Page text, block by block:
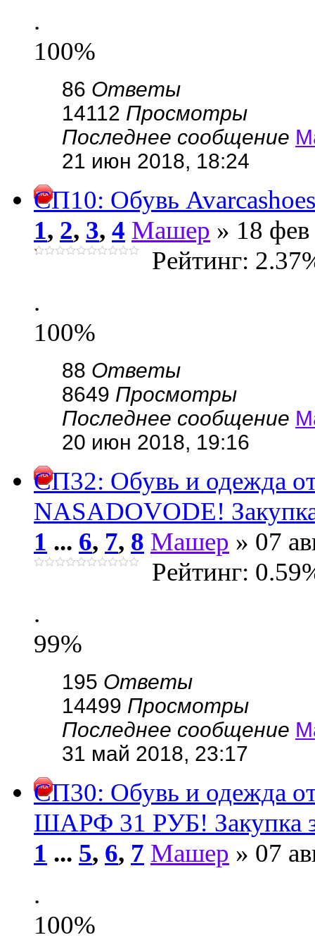
.
100%
86 Ответы
14112 Просмотры
Последнее сообщение
21 июн 2018, 18:24
СП10: Обувь
1, 2, 3, 4 Машер » 18
Рейтинг:
.
100%
88 Ответы
8649 Просмотры
Последнее сообщение
20 июн 2018, 19:16
СП32: Обувь и одежда
NASADOVODE!
1 ... 6, 7, 8 Машер » 07
Рейтинг:
.
99%
195 Ответы
14499 Просмотры
Последнее сообщение
31 май 2018, 23:17
СП30: Обувь и одежда
ШАРФ 31 РУБ! Закупка
1 ... 5, 6, 7 Машер » 07
.
100%